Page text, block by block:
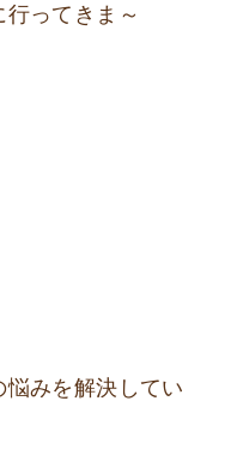
ってきま～
みを解決してい